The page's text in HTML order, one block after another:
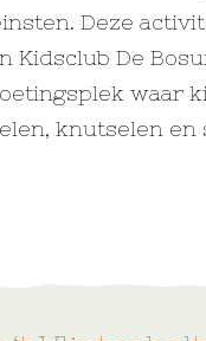
Deze
Kidsclub De
waar
knutselen en